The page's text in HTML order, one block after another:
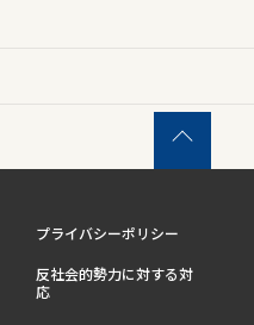
プライバシーポリシー
反社会的勢力に対する対
応